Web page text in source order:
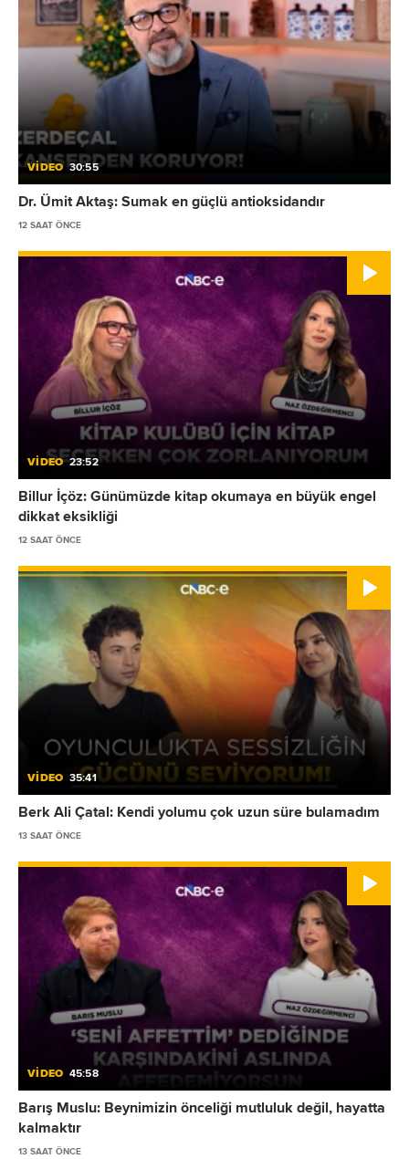
VİDEO 30:55
Dr. Ümit Aktaş: Sumak en güçlü antioksidandır
12 SAAT ÖNCE
VİDEO 23:52
Billur İçöz: Günümüzde kitap okumaya en büyük engel
dikkat eksikliği
12 SAAT ÖNCE
VİDEO 35:41
Berk Ali Çatal: Kendi yolumu çok uzun süre bulamadım
13 SAAT ÖNCE
VİDEO 45:58
Barış Muslu: Beynimizin önceliği mutluluk değil, hayatta
kalmaktır
13 SAAT ÖNCE